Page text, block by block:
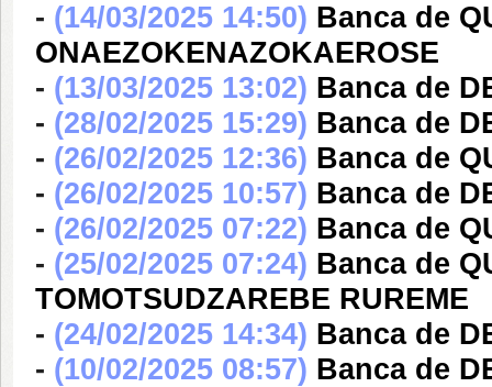
- (14/03/2025 14:50) Banca de
ONAEZOKENAZOKAEROSE
- (13/03/2025 13:02) Banca de
- (28/02/2025 15:29) Banca de
- (26/02/2025 12:36) Banca de
- (26/02/2025 10:57) Banca de
- (26/02/2025 07:22) Banca de
- (25/02/2025 07:24) Banca de
TOMOTSUDZAREBE RUREME
- (24/02/2025 14:34) Banca de
- (10/02/2025 08:57) Banca de